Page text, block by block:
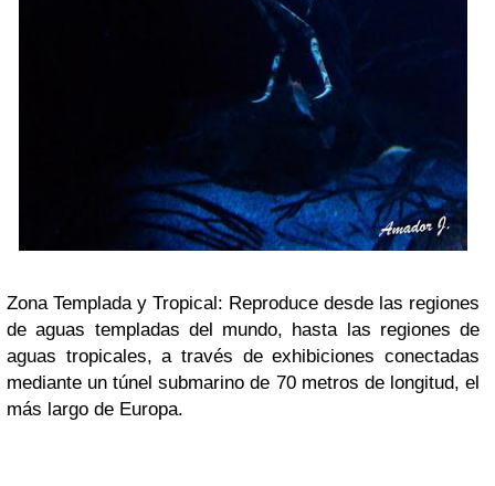
Zona Templada y Tropical: Reproduce desde las regiones
de aguas templadas del mundo, hasta las regiones de
aguas tropicales, a través de exhibiciones conectadas
mediante un túnel submarino de 70 metros de longitud, el
más largo de Europa.